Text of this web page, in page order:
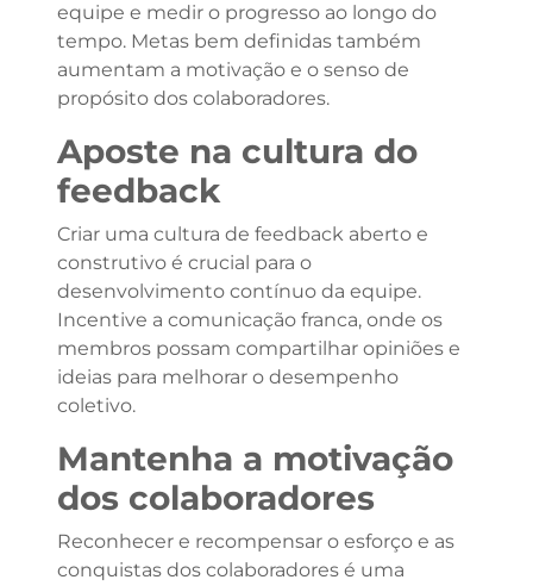
equipe e medir o progresso ao longo do
tempo. Metas bem definidas também
aumentam a motivação e o senso de
propósito dos colaboradores.
Aposte na cultura do
feedback
Criar uma cultura de feedback aberto e
construtivo é crucial para o
desenvolvimento contínuo da equipe.
Incentive a comunicação franca, onde os
membros possam compartilhar opiniões e
ideias para melhorar o desempenho
coletivo.
Mantenha a motivação
dos colaboradores
Reconhecer e recompensar o esforço e as
conquistas dos colaboradores é uma